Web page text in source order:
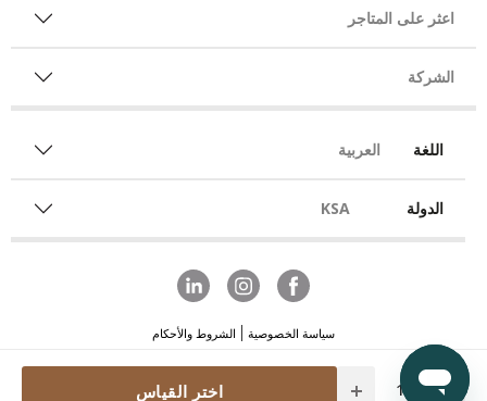
Quantity
اختر القياس
اعثر على المتاجر
الشركة
اللغة العربية
الدولة KSA
سياسة الخصوصية الشروط والأحكام